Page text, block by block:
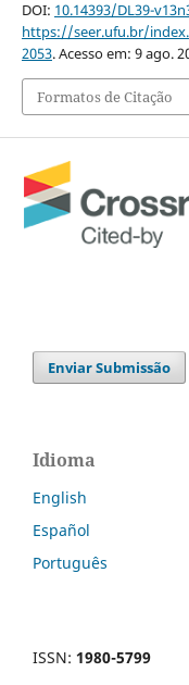
DOI: 10.14393/DL39-
https://seer.ufu.br/
2053. Acesso em: 9 ago.
Formatos de Citação
Enviar Submissão
Idioma
English
Español
Português
ISSN: 1980-5799